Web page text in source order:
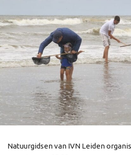
Natuurgidsen van IVN Leiden